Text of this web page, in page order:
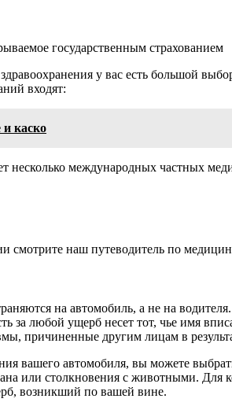
государственным страхованием
у вас есть большой
входят:
и каско
несколько международных частных
смотрите наш путеводитель по
на автомобиль, а не на
за любой ущерб несет тот, чье имя
причиненные другим лицам в
вашего автомобиля, вы можете
или столкновения с животными.
возникший по вашей вине.